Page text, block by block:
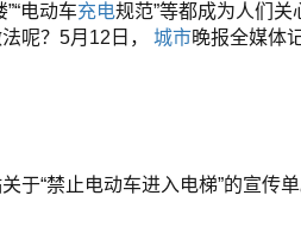
电动车充电规范”等都成为人们
呢？5月12日， 城市晚报全媒体
于“禁止电动车进入电梯”的宣传单